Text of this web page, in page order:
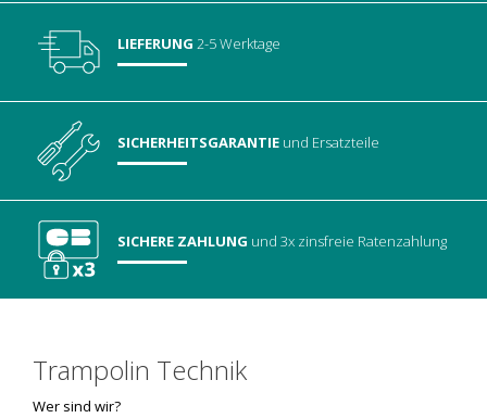
LIEFERUNG 2-5 Werktage
SICHERHEITSGARANTIE und Ersatzteile
SICHERE ZAHLUNG und 3x zinsfreie Ratenzahlung
Trampolin Technik
Wer sind wir?